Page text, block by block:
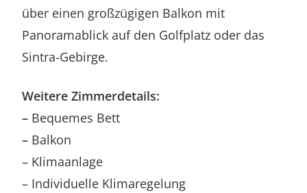
über einen großzügigen Balkon mit
Panoramablick auf den Golfplatz oder das
Sintra-Gebirge.
Weitere Zimmerdetails:
– Bequemes Bett
– Balkon
– Klimaanlage
– Individuelle Klimaregelung